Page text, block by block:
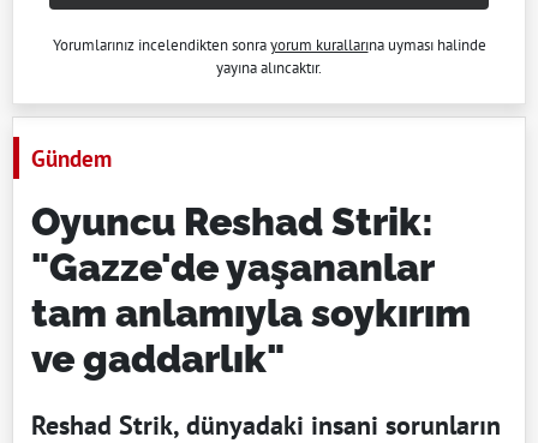
Yorumlarınız incelendikten sonrayorum kurallarına uyması halinde
yayına alıncaktır.
Gündem
Oyuncu Reshad Strik:
"Gazze'de yaşananlar
tam anlamıyla soykırım
ve gaddarlık"
Reshad Strik, dünyadaki insani sorunların